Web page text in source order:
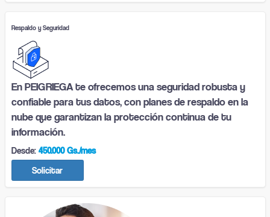
Respaldo y Seguridad
En PEIGRIEGA te ofrecemos una seguridad robusta y
confiable para tus datos, con planes de respaldo en la
nube que garantizan la protección continua de tu
información.
Desde: 450.000 Gs./mes
Solicitar